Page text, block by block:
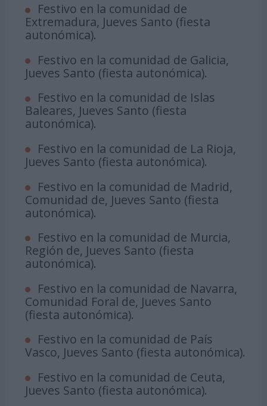
Festivo en la comunidad de
Extremadura, Jueves Santo (fiesta
autonómica).
Festivo en la comunidad de Galicia,
Jueves Santo (fiesta autonómica).
Festivo en la comunidad de Islas
Baleares, Jueves Santo (fiesta
autonómica).
Festivo en la comunidad de La Rioja,
Jueves Santo (fiesta autonómica).
Festivo en la comunidad de Madrid,
Comunidad de, Jueves Santo (fiesta
autonómica).
Festivo en la comunidad de Murcia,
Región de, Jueves Santo (fiesta
autonómica).
Festivo en la comunidad de Navarra,
Comunidad Foral de, Jueves Santo
(fiesta autonómica).
Festivo en la comunidad de País
Vasco, Jueves Santo (fiesta autonómica).
Festivo en la comunidad de Ceuta,
Jueves Santo (fiesta autonómica).